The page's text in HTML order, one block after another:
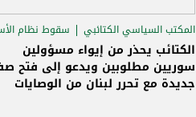
المكتب السياسي الكتائبي
سقوط نظام
الاستحقاق الرئاسي
الكتائب يحذر من إيواء مسؤولين
سوريين مطلوبين ويدعو إلى فتح
جديدة مع تحرر لبنان من الوصايات